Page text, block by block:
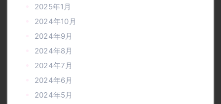
2025年1月
2024年10月
2024年9月
2024年8月
2024年7月
2024年6月
2024年5月